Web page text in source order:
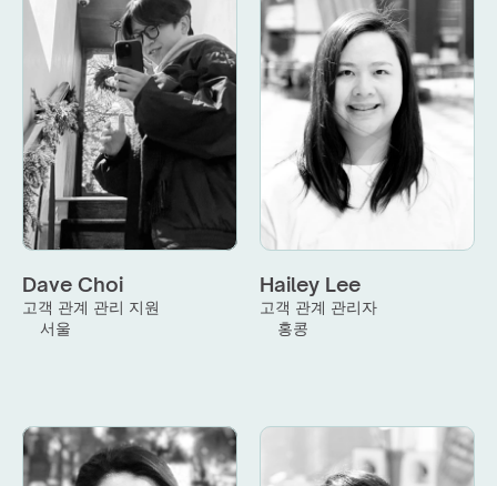
Dave Choi
고객 관계 관리 지원
서울
Hailey Lee
고객 관계 관리자
홍콩